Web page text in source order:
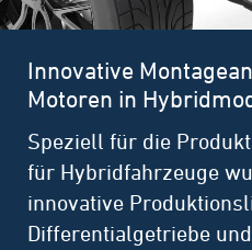
Innovative
Motoren in
Speziell für die
für Hybridfahrzeuge
innovative
Differentialgetriebe